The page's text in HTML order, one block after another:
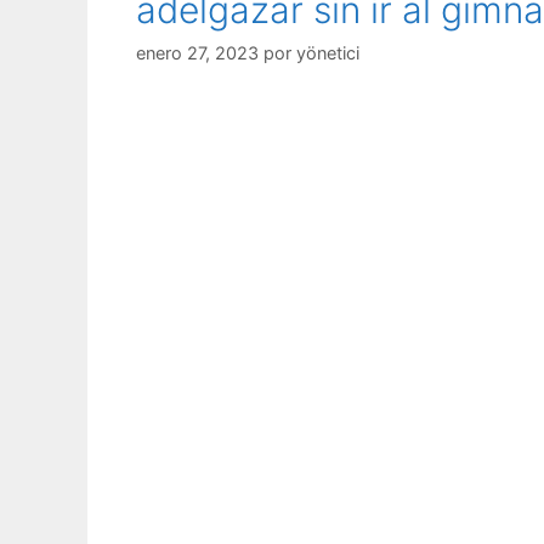
adelgazar sin ir al
enero 27, 2023 por yönetici